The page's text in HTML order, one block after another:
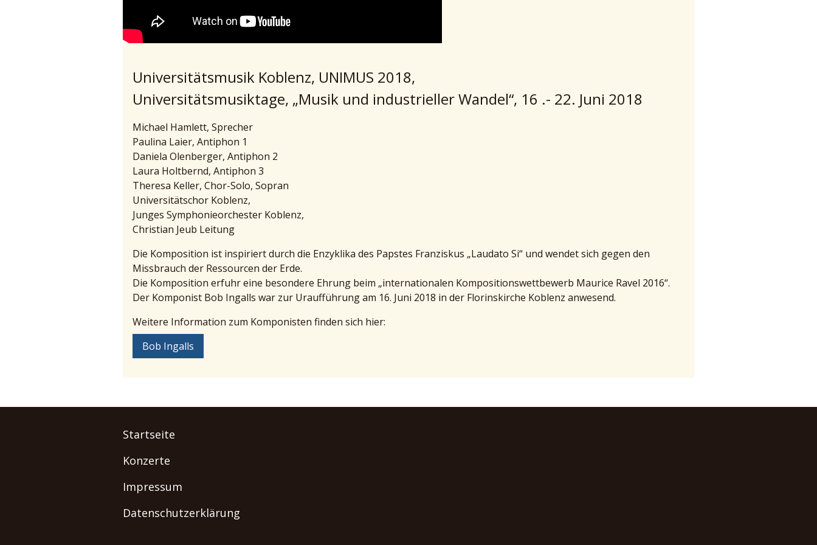
Universitätsmusik Koblenz, UNIMUS 2018,
Universitätsmusiktage, „Musik und industrieller Wandel“, 16 .- 22. Juni 2018
Michael Hamlett, Sprecher
Paulina Laier, Antiphon 1
Daniela Olenberger, Antiphon 2
Laura Holtbernd, Antiphon 3
Theresa Keller, Chor-Solo, Sopran
Universitätschor Koblenz,
Junges Symphonieorchester Koblenz,
Christian Jeub Leitung
Die Komposition ist inspiriert durch die Enzyklika des Papstes Franziskus „Laudato Si“ und wendet sich gegen den
Missbrauch der Ressourcen der Erde.
Die Komposition erfuhr eine besondere Ehrung beim „internationalen Kompositionswettbewerb Maurice Ravel 2016“.
Der Komponist Bob Ingalls war zur Uraufführung am 16. Juni 2018 in der Florinskirche Koblenz anwesend.
Weitere Information zum Komponisten finden sich hier:
Bob Ingalls
Startseite
Konzerte
Impressum
Datenschutzerklärung